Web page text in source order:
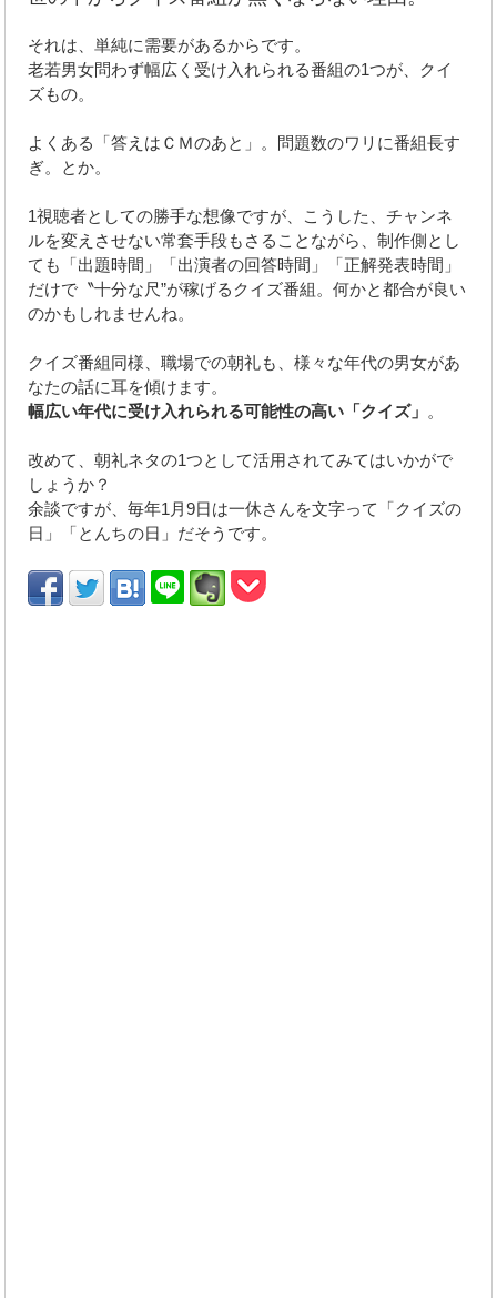
それは、単純に需要があるからです。
老若男女問わず幅広く受け入れられる番組の1つが、クイ
ズもの。
よくある「答えはＣＭのあと」。問題数のワリに番組長す
ぎ。とか。
1視聴者としての勝手な想像ですが、こうした、チャンネ
ルを変えさせない常套手段もさることながら、制作側とし
ても「出題時間」「出演者の回答時間」「正解発表時間」
だけで〝十分な尺”が稼げるクイズ番組。何かと都合が良い
のかもしれませんね。
クイズ番組同様、職場での朝礼も、様々な年代の男女があ
なたの話に耳を傾けます。
幅広い年代に受け入れられる可能性の高い「クイズ」 。
改めて、朝礼ネタの1つとして活用されてみてはいかがで
しょうか？
余談ですが、毎年1月9日は一休さんを文字って「クイズの
日」「とんちの日」だそうです。